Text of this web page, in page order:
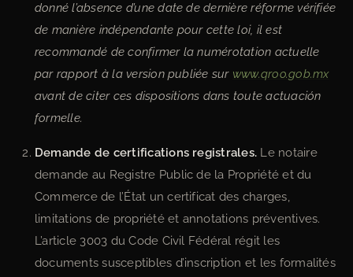
donné l’absence d’une date de dernière réforme vérifiée
de manière indépendante pour cette loi, il est
recommandé de confirmer la numérotation actuelle
par rapport à la version publiée sur www.qroo.gob.mx
avant de citer ces dispositions dans toute actuación
formelle.
Demande de certifications registrales. Le notaire
demande au Registre Public de la Propriété et du
Commerce de l’État un certificat des charges,
limitations de propriété et annotations préventives.
L’article 3003 du Code Civil Fédéral régit les
documents susceptibles d’inscription et les formalités